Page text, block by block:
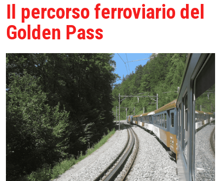
Il percorso ferroviario del
Golden Pass